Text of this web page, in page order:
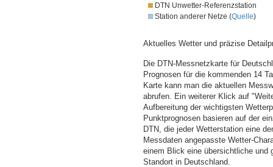
DTN Unwetter-Referenzstation
Station anderer Netze (Quelle)
Aktuelles Wetter und präzise
Die DTN-Messnetzkarte für
Prognosen für die kommenden 14
Karte kann man die aktuellen
abrufen. Ein weiterer Klick auf
Aufbereitung der wichtigsten
Punktprognosen basieren auf der
DTN, die jeder Wetterstation eine
Messdaten angepasste Wetter-
einem Blick eine übersichtliche und
Standort in Deutschland.